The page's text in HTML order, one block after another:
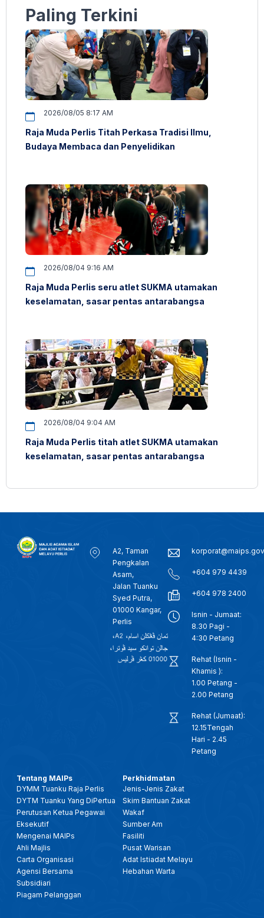
Paling Terkini
2026/08/05 8:17 AM
Raja Muda Perlis Titah Perkasa Tradisi Ilmu,
Budaya Membaca dan Penyelidikan
2026/08/04 9:16 AM
Raja Muda Perlis seru atlet SUKMA utamakan
keselamatan, sasar pentas antarabangsa
2026/08/04 9:04 AM
Raja Muda Perlis titah atlet SUKMA utamakan
keselamatan, sasar pentas antarabangsa
A2, Taman
Pengkalan
Asam,
Jalan Tuanku
Syed Putra,
01000 Kangar,
Perlis
+604 979 4439
+604 978 2400
Isnin - Jumaat:
8.30 Pagi -
4:30 Petang
Rehat (Isnin -
Khamis ):
1.00 Petang -
2.00 Petang
Rehat (Jumaat):
12.15Tengah
Hari - 2.45
Petang
Tentang MAIPs
DYMM Tuanku Raja Perlis
DYTM Tuanku Yang DiPertua
Perutusan Ketua Pegawai
Eksekutif
Mengenai MAIPs
Ahli Majlis
Carta Organisasi
Agensi Bersama
Subsidiari
Piagam Pelanggan
Perkhidmatan
Jenis-Jenis Zakat
Skim Bantuan Zakat
Wakaf
Sumber Am
Fasiliti
Pusat Warisan
Adat Istiadat Melayu
Hebahan Warta